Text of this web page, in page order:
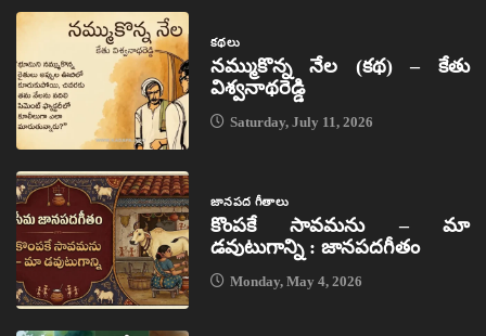
కథలు
నమ్ముకొన్న నేల (కథ) – కేతు
విశ్వనాథరెడ్డి
Saturday, July 11, 2026
జానపద గీతాలు
కొంపకే సావమను – మా
డవుటుగాన్ని : జానపదగీతం
Monday, May 4, 2026